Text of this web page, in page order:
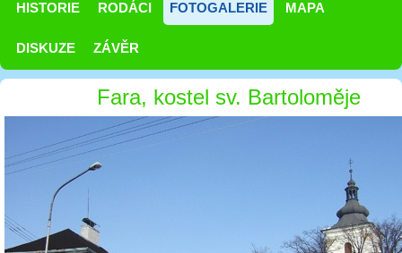
HISTORIE RODÁCI FOTOGALERIE MAPA
DISKUZE ZÁVĚR
Fara, kostel sv. Bartoloměje